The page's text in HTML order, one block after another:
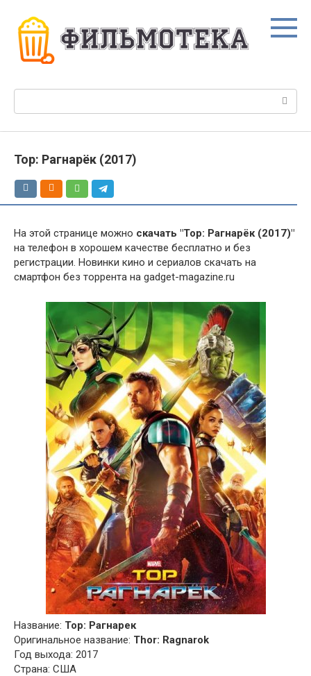
контенту
Тор: Рагнарёк (2017)
На этой странице можно скачать "Тор: Рагнарёк (2017)"
на телефон в хорошем качестве бесплатно и без
регистрации. Новинки кино и сериалов скачать на
смартфон без торрента на gadget-magazine.ru
Название: Тор: Рагнарек
Оригинальное название: Thor: Ragnarok
Год выхода: 2017
Страна: США